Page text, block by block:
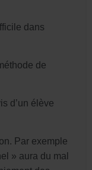
dans
de
d’un élève
Par exemple
» aura du mal